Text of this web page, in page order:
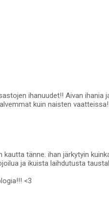
ihanuudet!! Aivan ihania
kuin naisten vaatteissa!
tänne. ihan järkytyin
ja ikuista laihdutusta
<3